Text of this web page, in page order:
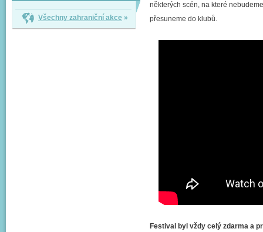
Všechny zahraniční akce »
některých scén, na které
přesuneme do klubů.
Festival byl vždy celý zdarma a